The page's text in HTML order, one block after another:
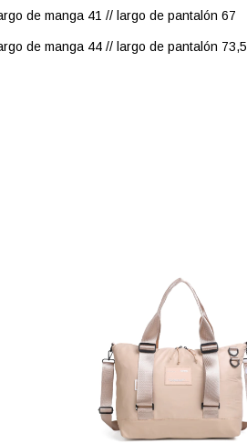
de manga 41 // largo de pantalón 67
de manga 44 // largo de pantalón 73,5